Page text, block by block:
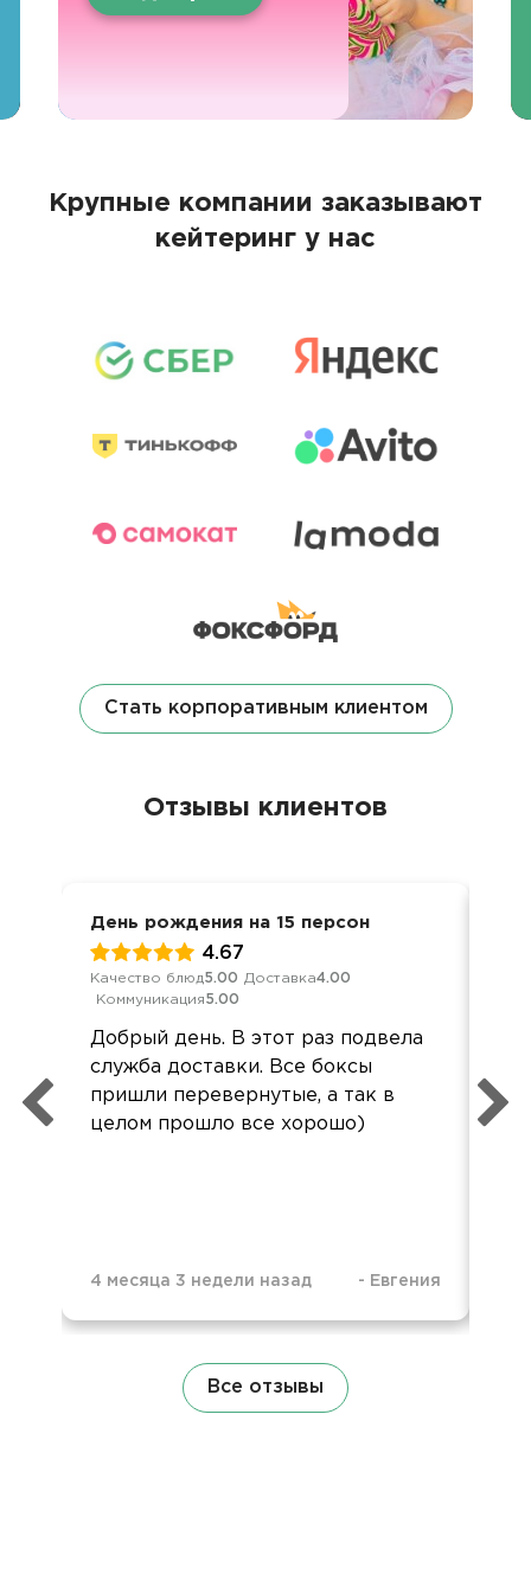
Крупные компании заказывают
кейтеринг у нас
Стать корпоративным клиентом
Отзывы клиентов
День рождения на 15 персон
4.67
Качество блюд5.00 Доставка4.00
Коммуникация5.00
Добрый день. В этот раз подвела
служба доставки. Все боксы
пришли перевернутые, а так в
целом прошло все хорошо)
4 месяца 3 недели назад - Евгения
Все отзывы